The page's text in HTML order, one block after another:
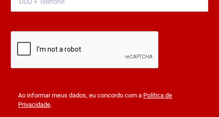
Ao informar meus dados, eu concordo com a Política de
Privacidade.